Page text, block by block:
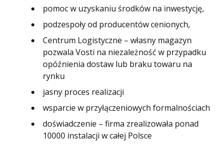
pomoc w uzyskaniu środków na inwestycję,
podzespoły od producentów cenionych,
Centrum Logistyczne – własny magazyn
pozwala Vosti na niezależność w przypadku
opóźnienia dostaw lub braku towaru na
rynku
jasny proces realizacji
wsparcie w przyłączeniowych formalnościach
doświadczenie – firma zrealizowała ponad
10000 instalacji w całej Polsce